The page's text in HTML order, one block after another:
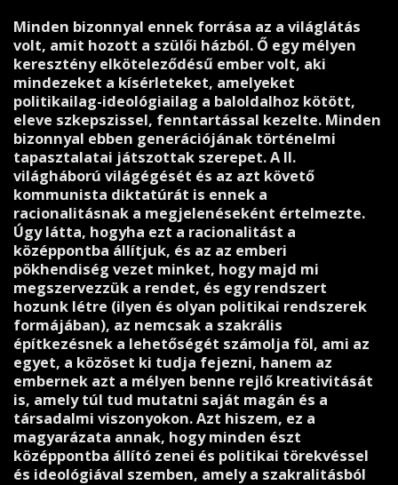
Minden bizonnyal ennek forrása az a világlátás
volt, amit hozott a szülői házból. Ő egy mélyen
keresztény elköteleződésű ember volt, aki
mindezeket a kísérleteket, amelyeket
politikailag-ideológiailag a baloldalhoz kötött,
eleve szkepszissel, fenntartással kezelte. Minden
bizonnyal ebben generációjának történelmi
tapasztalatai játszottak szerepet. A II.
világháború világégését és az azt követő
kommunista diktatúrát is ennek a
racionalitásnak a megjelenéseként értelmezte.
Úgy látta, hogyha ezt a racionalitást a
középpontba állítjuk, és az az emberi
pökhendiség vezet minket, hogy majd mi
megszervezzük a rendet, és egy rendszert
hozunk létre (ilyen és olyan politikai rendszerek
formájában), az nemcsak a szakrális
építkezésnek a lehetőségét számolja föl, ami az
egyet, a közöset ki tudja fejezni, hanem az
embernek azt a mélyen benne rejlő kreativitását
is, amely túl tud mutatni saját magán és a
társadalmi viszonyokon. Azt hiszem, ez a
magyarázata annak, hogy minden észt
középpontba állító zenei és politikai törekvéssel
és ideológiával szemben, amely a szakralitásból